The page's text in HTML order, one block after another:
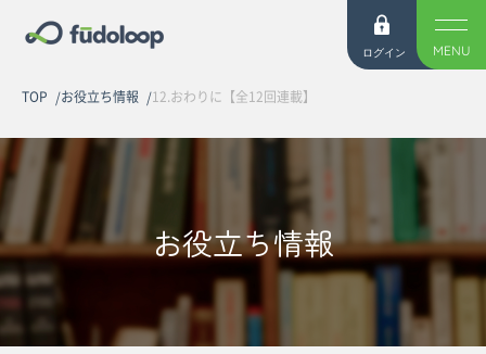
ログイン MENU
TOP お役立ち情報 12.おわりに【全12回連載】
お役立ち情報